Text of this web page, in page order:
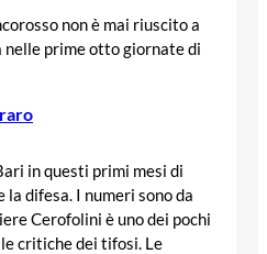
non è mai riuscito a
prime otto giornate di
in questi primi mesi di
la difesa. I numeri sono da
Cerofolini è uno dei pochi
critiche dei tifosi. Le